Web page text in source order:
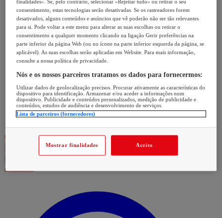
finalidades». Se, pelo contrário, selecionar «Rejeitar tudo» ou retirar o seu
consentimento, estas tecnologias serão desativadas. Se os rastreadores forem
desativados, alguns conteúdos e anúncios que vê poderão não ser tão relevantes
para si. Pode voltar a este menu para alterar as suas escolhas ou retirar o
consentimento a qualquer momento clicando na ligação Gerir preferências na
parte inferior da página Web (ou no ícone na parte inferior esquerda da página, se
aplicável). As suas escolhas serão aplicadas em Website. Para mais informação,
consulte a nossa política de privacidade.
Nós e os nossos parceiros tratamos os dados para fornecermos:
Utilizar dados de geolocalização precisos. Procurar ativamente as características do
dispositivo para identificação. Armazenar e/ou aceder a informações num
dispositivo. Publicidade e conteúdos personalizados, medição de publicidade e
conteúdos, estudos de audiência e desenvolvimento de serviços.
Lista de parceiros (fornecedores)
Mostrar finalidades Aceito